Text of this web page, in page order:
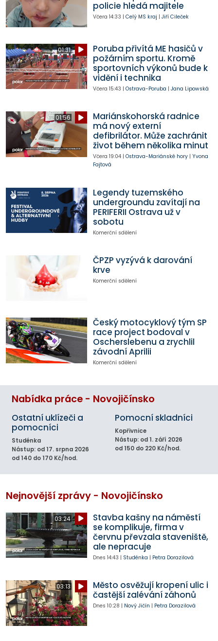
policie hledá majitele
Včera 14:33 | Celý MS kraj | Jiří Cileček
01:31
Poruba přivítá ME hasičů v
požárním sportu. Kromě
sportovních výkonů bude k
vidění i technika
Včera 15:43 | Ostrava-Poruba | Jana Lipowská
01:56
Mariánskohorská radnice
má nový externí
defibrilátor. Může zachránit
život během několika minut
Včera 19:04| Ostrava-Mariánské hory| Yvona
Fajtová
Legendy tuzemského
undergroundu zavítají na
PERIFERII Ostrava už v
sobotu
Komerční sdělení
ČPZP vyzývá k darování
krve
Komerční sdělení
Český motocyklový tým SP
race project bodoval v
Oscherslebenu a zrychlil
závodní Aprilii
Komerční sdělení
Nabídka práce - Novojičínsko
Ostatní uklízeči a
pomocníci
Studénka
Nástup: od 17. srpna 2026
od 140 do 170 Kč/hod.
Pomocní skladníci
Kopřivnice
Nástup: od 1. září 2026
od 150 do 220 Kč/hod.
Nejnovější zprávy - Novojičínsko
03:24
Stavba kašny na náměstí
se komplikuje, firma v
červnu převzala staveniště,
ale nepracuje
Dnes 14:43 | Studénka | Petra Dorazilová
03:13
Město osvěžují kropení ulic i
častější zalévání záhonů
Dnes 10:28 | Nový Jičín | Petra Dorazilová